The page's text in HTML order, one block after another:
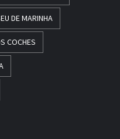
DE MARINHA
COCHES